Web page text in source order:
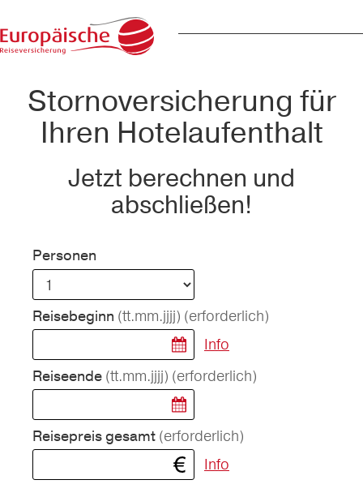
Stornoversicherung für
Ihren Hotelaufenthalt
Jetzt berechnen und
abschließen!
Personen
Reisebeginn (tt.mm.jjjj) (erforderlich)
Info
Reiseende (tt.mm.jjjj) (erforderlich)
Reisepreis gesamt (erforderlich)
Info